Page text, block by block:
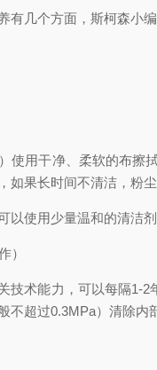
有几个方面，斯柯森小
使用干净、柔软的布擦
如果长时间不清洁，粉
以使用少量温和的清洁
）
技术能力，可以每隔1-
不超过0.3MPa）清除内